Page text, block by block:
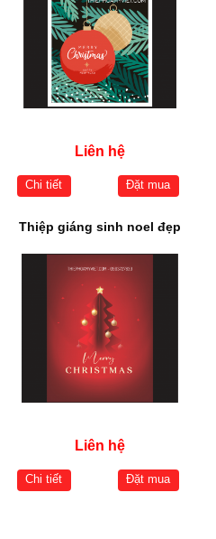
Liên hệ
Chi tiết Đặt mua
Thiệp giáng sinh noel đẹp
Liên hệ
Chi tiết Đặt mua